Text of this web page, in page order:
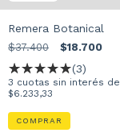
Remera Botanical
$37.400 $18.700
(3)
3 cuotas sin interés de
$6.233,33
COMPRAR